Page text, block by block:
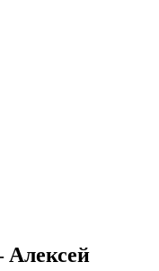
Алексей